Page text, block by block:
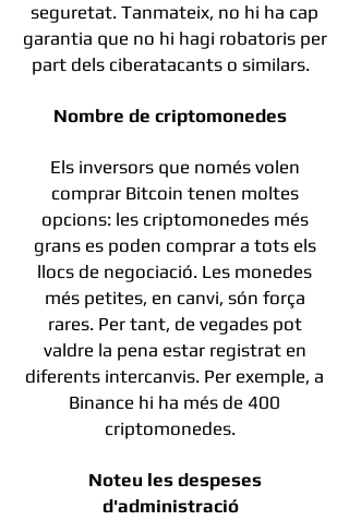
seguretat. Tanmateix, no hi ha cap
garantia que no hi hagi robatoris per
part dels ciberatacants o similars.
Nombre de criptomonedes
Els inversors que només volen
comprar Bitcoin tenen moltes
opcions: les criptomonedes més
grans es poden comprar a tots els
llocs de negociació. Les monedes
més petites, en canvi, són força
rares. Per tant, de vegades pot
valdre la pena estar registrat en
diferents intercanvis. Per exemple, a
Binance hi ha més de 400
criptomonedes.
Noteu les despeses
d'administració